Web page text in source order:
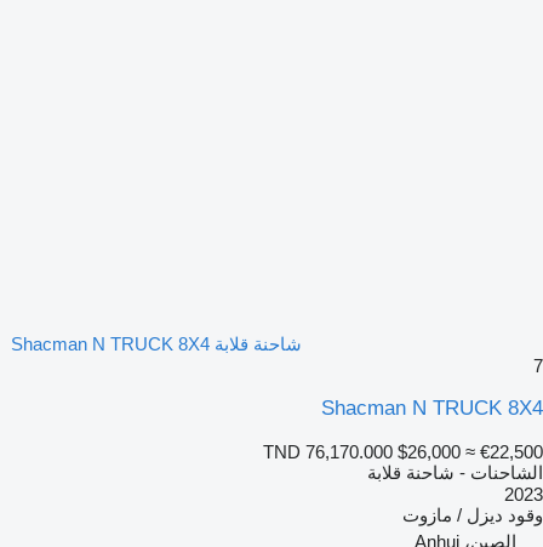
شاحنة قلابة Shacman N TRUCK 8X4
7
Shacman N TRUCK 8X4
TND 76,170.000 $26,000 ≈ €22,500
الشاحنات - شاحنة قلابة
2023
وقود ديزل / مازوت
الصين، Anhui